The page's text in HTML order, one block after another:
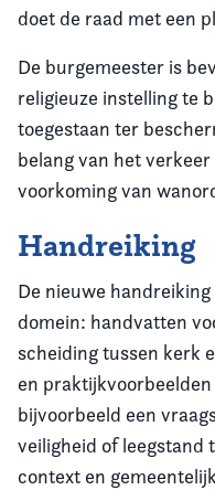
doet de raad met een
De burgemeester is
religieuze instelling te
toegestaan ter
belang van het
voorkoming van
Handreiking
De nieuwe
domein: handvatten
scheiding tussen kerk
en
bijvoorbeeld een
veiligheid of leegstand
context en